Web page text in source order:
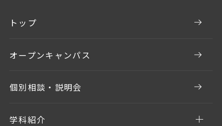
トップ
オープンキャンパス
個別相談・説明会
学科紹介